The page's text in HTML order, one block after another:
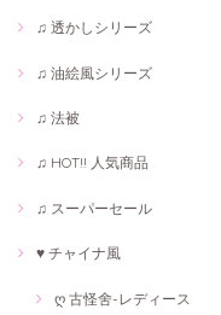
♫ 透かしシリーズ
♫ 油絵風シリーズ
♫ 法被
♫ HOT!! 人気商品
♫ スーパーセール
♥ チャイナ風
ღ 古怪舍-レディース